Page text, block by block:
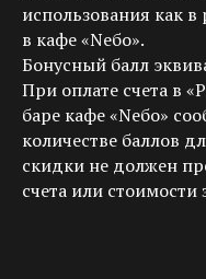
использования как в
в кафе «Nебо».
Бонусный балл
При оплате счета в
баре кафе «Nебо»
количестве баллов
скидки не должен
счета или стоимости